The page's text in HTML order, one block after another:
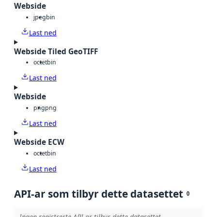
Webside
jpegbin
Last ned
Webside Tiled GeoTIFF
octetbin
Last ned
Webside
pngpng
Last ned
Webside ECW
octetbin
Last ned
API-ar som tilbyr dette datasettet 0